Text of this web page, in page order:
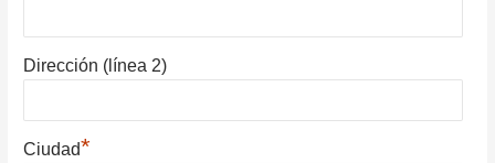
Dirección (línea 2)
Ciudad*